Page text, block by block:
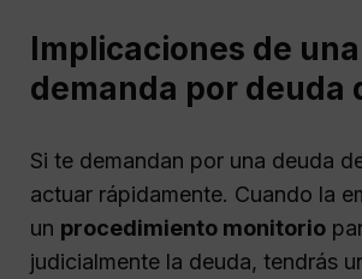
Implicaciones de una
demanda por deuda
Si te demandan por una deuda
actuar rápidamente. Cuando la
un procedimiento monitorio
judicialmente la deuda, tendrás